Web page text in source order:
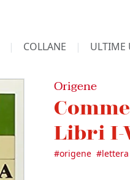
COLLANE ULTIME
Origene
Libri I-
#origene #